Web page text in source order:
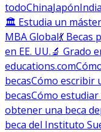
todoChinaJapónIndia
🏛 Estudia un
MBA Global💃 Becas
en EE. UU.🔬 Grado
educations.com
becasCómo escribir
becasCómo
obtener una beca
beca del Instituto